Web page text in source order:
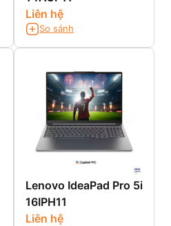
Liên hệ
So sánh
Lenovo IdeaPad Pro 5i
16IPH11
Liên hệ